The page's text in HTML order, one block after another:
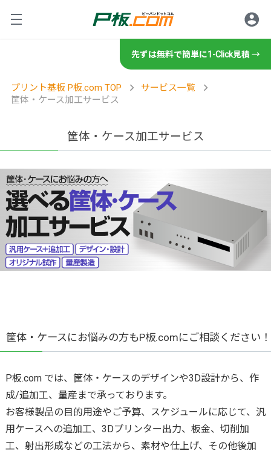
プリント基板の製造・設計・
サービス紹介
設計サービスの特徴
設計サービスの流れ
技術相談・事前データ確認
設計見積代行サービス
基板製造
製造サービスの特徴
製造サービスの流れ
製造工場案内
フレキシブル基板
メタル放熱基板
特性インピーダンス制御基板
ビルドアップ基板
基板実装
実装サービスの特徴
無償提供部品一覧
部品調達
回路設計
技術コンサルティング
割引
リピート割引き
会社割引
その他サービス
ハーネス加工サービス
メタルマスク製造サービス
初めてのお客様
初めてのお客様へ
お客様の声
商社・商社経由のお客様
商社のお客様へ
操作方法・FAQ
一般CADのガーバー出力方法
よくある質問
ログインでお困りの方へ
お支払い
グローバル対応サービス
各種伝票発行
営業カレンダー
規格／仕様一覧
標準規格／仕様一覧
レポート
技術情報・セミナー
技術情報
エレクトロニクスの確かな情報便
技術動画コンテンツ
@ele
無料メールマガジン
P板.com活用セミナー
P板.comプライベートセミナー
ツール
【AI】部品データシートDL
【AI】ハードウェア設計ツール
P板WEBチェッカー
ロ
先ずは無料で簡単に1-Click見積 →
プリント基板 P板.com TOP
サービス一覧
筐体・ケース加工サービス
筐体・ケース加工サービス
筐体・ケースにお悩みの方もP板.comにご相談ください！
P板.com では、筐体・ケースのデザインや3D設計から、作
成/追加工、量産まで承っております。
お客様製品の目的用途やご予算、スケジュールに応じて、汎
用ケースへの追加工、3Dプリンター出力、板金、切削加
工、射出形成などの工法から、素材や仕上げ、その他後加